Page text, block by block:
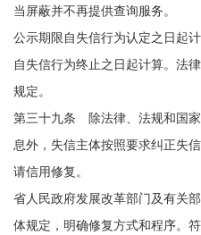
当屏蔽并不再提供查询服务。
公示期限自失信行为认定之日起
自失信行为终止之日起计算。法
规定。
第三十九条 除法律、法规和国
息外，失信主体按照要求纠正失
请信用修复。
省人民政府发展改革部门及有关
体规定，明确修复方式和程序。